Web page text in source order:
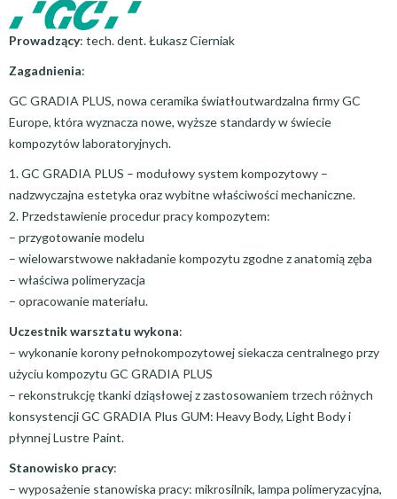
Prowadzący: tech. dent. Łukasz Cierniak
Zagadnienia:
GC GRADIA PLUS, nowa ceramika światłoutwardzalna firmy GC
Europe, która wyznacza nowe, wyższe standardy w świecie
kompozytów laboratoryjnych.
1. GC GRADIA PLUS – modułowy system kompozytowy –
nadzwyczajna estetyka oraz wybitne właściwości mechaniczne.
2. Przedstawienie procedur pracy kompozytem:
– przygotowanie modelu
– wielowarstwowe nakładanie kompozytu zgodne z anatomią zęba
– właściwa polimeryzacja
– opracowanie materiału.
Uczestnik warsztatu wykona:
– wykonanie korony pełnokompozytowej siekacza centralnego przy
użyciu kompozytu GC GRADIA PLUS
– rekonstrukcję tkanki dziąsłowej z zastosowaniem trzech różnych
konsystencji GC GRADIA Plus GUM: Heavy Body, Light Body i
płynnej Lustre Paint.
Stanowisko pracy:
– wyposażenie stanowiska pracy: mikrosilnik, lampa polimeryzacyjna,